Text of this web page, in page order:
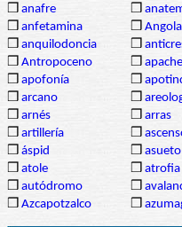
❒ anafre ❒
❒ anfetamina ❒ Angola
❒ anquilodoncia ❒
❒ Antropoceno ❒ apache
❒ apofonía ❒
❒ arcano ❒
❒ arnés ❒ arras
❒ artillería ❒
❒ áspid ❒ asueto
❒ atole ❒ atrofia
❒ autódromo ❒
❒ Azcapotzalco ❒